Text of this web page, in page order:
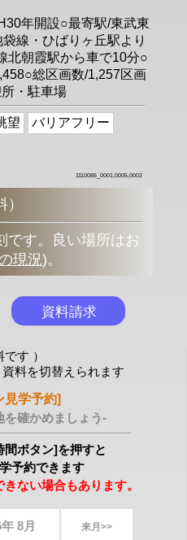
年開設○最寄駅/東武東
線・ひばりヶ丘駅より
北朝霞駅から車で10分○
総区画数/1,257区画
・駐車場
望
バリアフリー
1110085_0001,0005,0002
す。良い場所はお
現況)。
です ）
資料を切替えられます
見学予約]
を確かめましょう-
間ボタン]を押すと
予約できます
ない場合もあります。
8月 来月>>